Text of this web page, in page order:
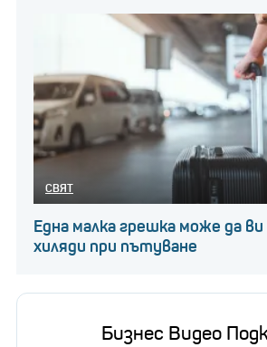
СВЯТ
Една малка грешка може да
хиляди при пътуване
Бизнес Видео